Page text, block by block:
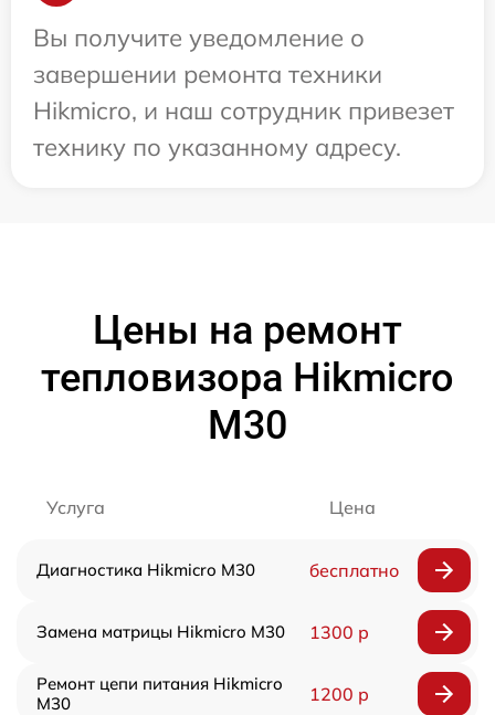
Вы получите уведомление о
завершении ремонта техники
Hikmicro, и наш сотрудник привезет
технику по указанному адресу.
Цены на ремонт
тепловизора Hikmicro
M30
Услуга Цена
Диагностика Hikmicro M30 бесплатно
Замена матрицы Hikmicro M30 1300 р
Ремонт цепи питания Hikmicro
M30
1200 р